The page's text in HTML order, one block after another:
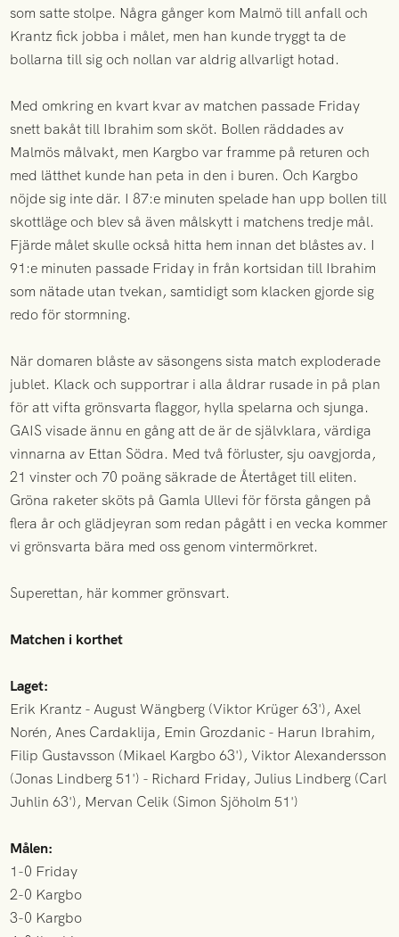
som satte stolpe. Några gånger kom Malmö till anfall och
Krantz fick jobba i målet, men han kunde tryggt ta de
bollarna till sig och nollan var aldrig allvarligt hotad.
Med omkring en kvart kvar av matchen passade Friday
snett bakåt till Ibrahim som sköt. Bollen räddades av
Malmös målvakt, men Kargbo var framme på returen och
med lätthet kunde han peta in den i buren. Och Kargbo
nöjde sig inte där. I 87:e minuten spelade han upp bollen till
skottläge och blev så även målskytt i matchens tredje mål.
Fjärde målet skulle också hitta hem innan det blåstes av. I
91:e minuten passade Friday in från kortsidan till Ibrahim
som nätade utan tvekan, samtidigt som klacken gjorde sig
redo för stormning.
När domaren blåste av säsongens sista match exploderade
jublet. Klack och supportrar i alla åldrar rusade in på plan
för att vifta grönsvarta flaggor, hylla spelarna och sjunga.
GAIS visade ännu en gång att de är de självklara, värdiga
vinnarna av Ettan Södra. Med två förluster, sju oavgjorda,
21 vinster och 70 poäng säkrade de Återtåget till eliten.
Gröna raketer sköts på Gamla Ullevi för första gången på
flera år och glädjeyran som redan pågått i en vecka kommer
vi grönsvarta bära med oss genom vintermörkret.
Superettan, här kommer grönsvart.
Matchen i korthet
Laget:
Erik Krantz - August Wängberg (Viktor Krüger 63'), Axel
Norén, Anes Cardaklija, Emin Grozdanic - Harun Ibrahim,
Filip Gustavsson (Mikael Kargbo 63'), Viktor Alexandersson
(Jonas Lindberg 51') - Richard Friday, Julius Lindberg (Carl
Juhlin 63'), Mervan Celik (Simon Sjöholm 51')
Målen:
1-0 Friday
2-0 Kargbo
3-0 Kargbo